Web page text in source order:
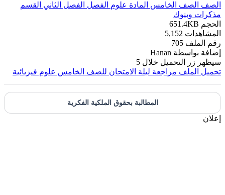
الصف الصف الخامس المادة علوم الفصل الفصل الثاني
القسم
مذكرات وبنوك
الحجم 651.4KB
المشاهدات 5,152
رقم الملف 705
إضافة بواسطة Hanan
سيظهر زر التحميل خلال 5
تحميل الملف مراجعة ليلة الامتحان للصف الخامس علوم فيزيائية
المطالبة بحقوق الملكية الفكرية
إعلان